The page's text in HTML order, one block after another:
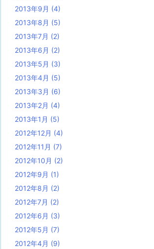
2013年9月 (4)
2013年8月 (5)
2013年7月 (2)
2013年6月 (2)
2013年5月 (3)
2013年4月 (5)
2013年3月 (6)
2013年2月 (4)
2013年1月 (5)
2012年12月 (4)
2012年11月 (7)
2012年10月 (2)
2012年9月 (1)
2012年8月 (2)
2012年7月 (2)
2012年6月 (3)
2012年5月 (7)
2012年4月 (9)